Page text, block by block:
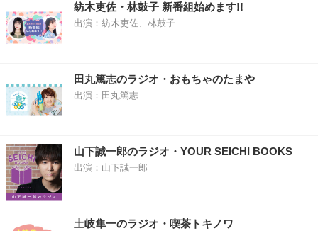
紡木吏佐・林鼓子 新番組始めます!!
出演：紡木吏佐、林鼓子
田丸篤志のラジオ・おもちゃのたまや
出演：田丸篤志
山下誠一郎のラジオ・YOUR SEICHI BOOKS
出演：山下誠一郎
土岐隼一のラジオ・喫茶トキノワ